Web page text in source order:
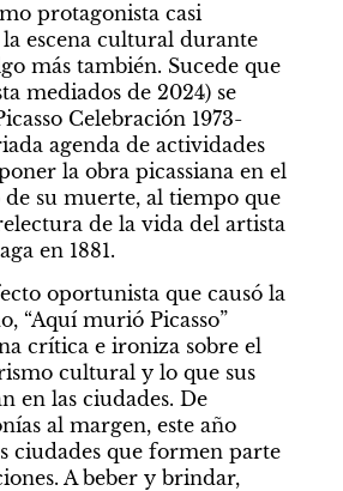
protagonista casi
escena cultural durante
más también. Sucede que
mediados de 2024) se
Celebración 1973-
agenda de actividades
la obra picassiana en el
su muerte, al tiempo que
de la vida del artista
en 1881.
oportunista que causó la
“Aquí murió Picasso”
crítica e ironiza sobre el
cultural y lo que sus
en las ciudades. De
al margen, este año
ciudades que formen parte
A beber y brindar,